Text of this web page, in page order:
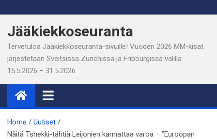
to
content
Jääkiekkoseuranta
Tervetuloa Jääkiekkoseuranta-sivuille! Vuoden 2026 MM-kisat
järjestetään Sveitsissä Zürichissä ja Fribourgissa välillä
15.5.2026 – 31.5.2026
Home
Uutiset
Näitä Tshekki-tähtiä Leijonien kannattaa varoa – ”Euroopan